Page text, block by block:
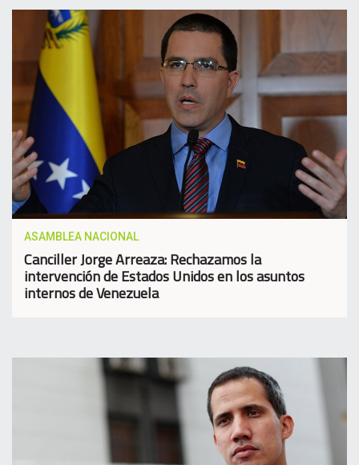
ASAMBLEA NACIONAL
Canciller Jorge Arreaza: Rechazamos la
intervención de Estados Unidos en los asuntos
internos de Venezuela